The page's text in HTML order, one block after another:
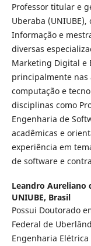
Professor titular e
Uberaba
Informação e
diversas
Marketing Digital e
principalmente nas
computação e
disciplinas como
Engenharia de
acadêmicas e
experiência em
de software e
Leandro Aureliano
UNIUBE, Brasil
Possui Doutorado
Federal de
Engenharia